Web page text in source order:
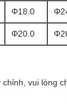
Φ18.0
Φ20.0
vui lòng